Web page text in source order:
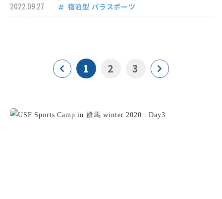
2022.09.27 宿泊型 パラスポーツ
1 2 3